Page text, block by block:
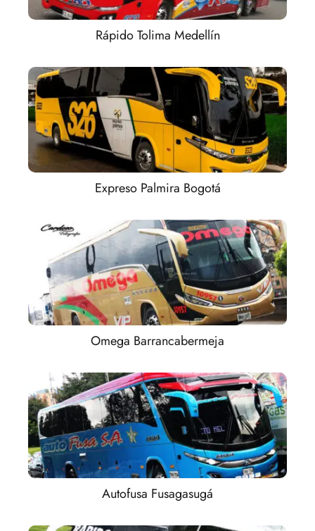
Rápido Tolima Medellín
Expreso Palmira Bogotá
Omega Barrancabermeja
Autofusa Fusagasugá